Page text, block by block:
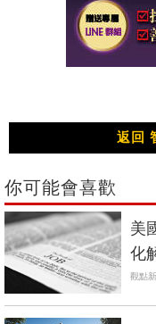
返回
你可能會喜歡
美
化
觀點